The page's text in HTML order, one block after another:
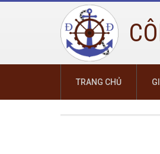
TRANG CHỦ